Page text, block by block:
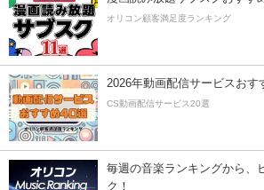
オリコン顧客満足度ランキング
2026年動画配信サービスおす
CS動画配信サービス20選
毎週の音楽ランキングから、
ク！